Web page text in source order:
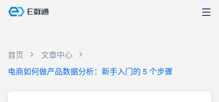
首页
文章中心
电商如何做产品数据分析：新手入门的 5 个步骤